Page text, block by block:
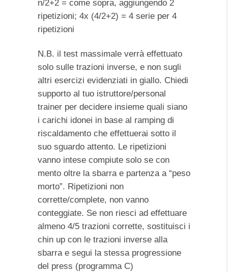
n/2+2 = come sopra, aggiungendo 2
ripetizioni; 4x (4/2+2) = 4 serie per 4
ripetizioni
N.B. il test massimale verrà effettuato
solo sulle trazioni inverse, e non sugli
altri esercizi evidenziati in giallo. Chiedi
supporto al tuo istruttore/personal
trainer per decidere insieme quali siano
i carichi idonei in base al ramping di
riscaldamento che effettuerai sotto il
suo sguardo attento. Le ripetizioni
vanno intese compiute solo se con
mento oltre la sbarra e partenza a “peso
morto”. Ripetizioni non
corrette/complete, non vanno
conteggiate. Se non riesci ad effettuare
almeno 4/5 trazioni corrette, sostituisci i
chin up con le trazioni inverse alla
sbarra e segui la stessa progressione
del press (programma C)